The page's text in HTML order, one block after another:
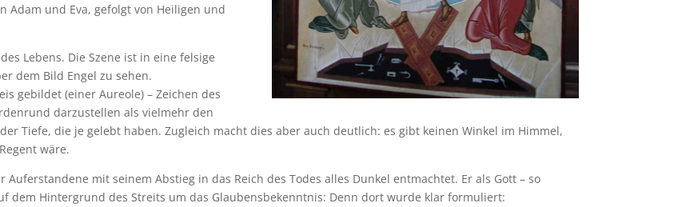
Adam und Eva, gefolgt von Heiligen und
Lebens. Die Szene ist in eine felsige
dem Bild Engel zu sehen.
gebildet (einer Aureole) – Zeichen des
darzustellen als vielmehr den
Tiefe, die je gelebt haben. Zugleich macht dies aber auch deutlich: es gibt keinen Winkel im Himmel,
wäre.
mit seinem Abstieg in das Reich des Todes alles Dunkel entmachtet. Er als Gott – so
dem Hintergrund des Streits um das Glaubensbekenntnis: Denn dort wurde klar formuliert: